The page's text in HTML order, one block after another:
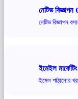
নেটিভ
নেটিভ বিজ্ঞাপন
ইমেইল
ইমেল পাঠানোর